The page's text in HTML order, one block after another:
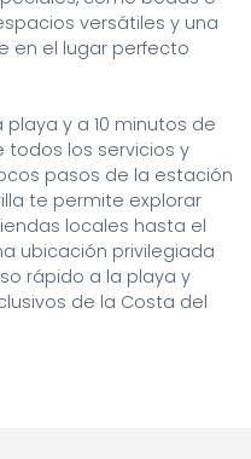
versátiles y una
en el lugar perfecto
y a 10 minutos de
todos los servicios y
pasos de la estación
te permite explorar
locales hasta el
ubicación privilegiada
rápido a la playa y
de la Costa del